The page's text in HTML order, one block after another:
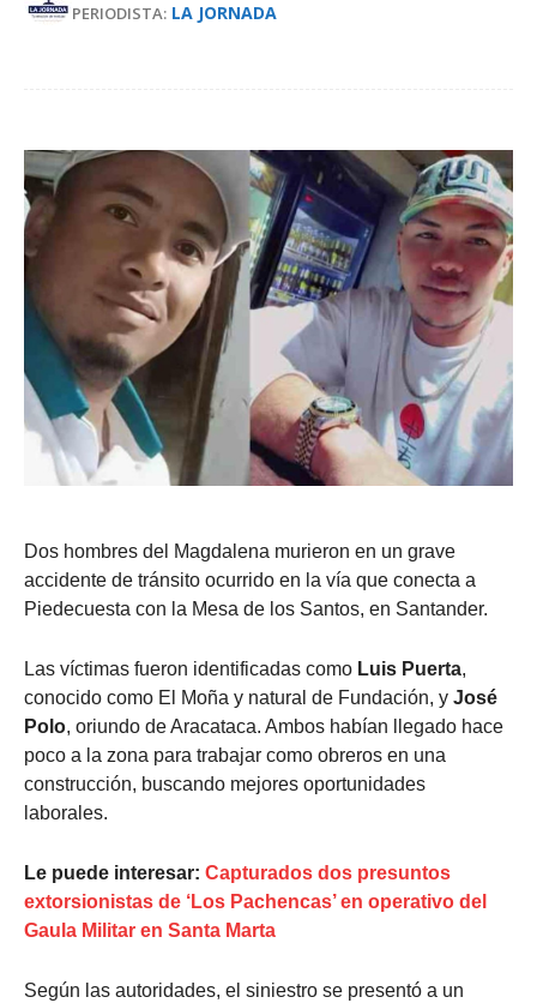
PERIODISTA: LA JORNADA
Dos hombres del Magdalena murieron en un grave
accidente de tránsito ocurrido en la vía que conecta a
Piedecuesta con la Mesa de los Santos, en Santander.
Las víctimas fueron identificadas como Luis Puerta,
conocido como El Moña y natural de Fundación, y José
Polo, oriundo de Aracataca. Ambos habían llegado hace
poco a la zona para trabajar como obreros en una
construcción, buscando mejores oportunidades
laborales.
Le puede interesar: Capturados dos presuntos
extorsionistas de ‘Los Pachencas’ en operativo del
Gaula Militar en Santa Marta
Según las autoridades, el siniestro se presentó a un